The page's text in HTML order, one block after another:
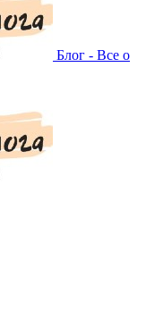
Блог - Все о